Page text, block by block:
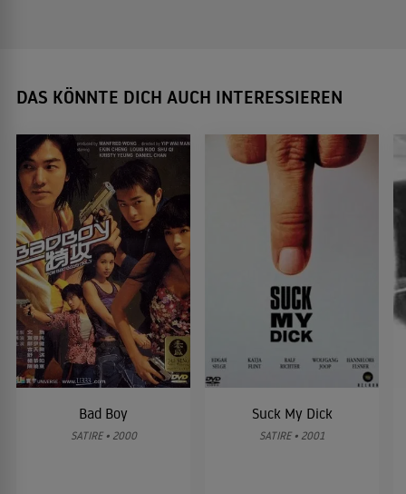
DAS KÖNNTE DICH AUCH INTERESSIEREN
Bad Boy
SATIRE • 2000
Suck My Dick
SATIRE • 2001